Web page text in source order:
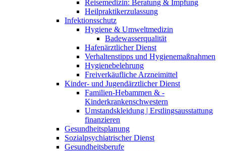
Reisemedizin: Beratung & Impfung
Heilpraktikerzulassung
Infektionsschutz
Hygiene & Umweltmedizin
Badewasserqualität
Hafenärztlicher Dienst
Verhaltenstipps und Hygienemaßnahmen
Hygienebelehrung
Freiverkäufliche Arzneimittel
Kinder- und Jugendärztlicher Dienst
Familien-Hebammen & -
Kinderkrankenschwestern
Umstandskleidung | Erstlingsausstattung
finanzieren
Gesundheitsplanung
Sozialpsychiatrischer Dienst
Gesundheitsberufe